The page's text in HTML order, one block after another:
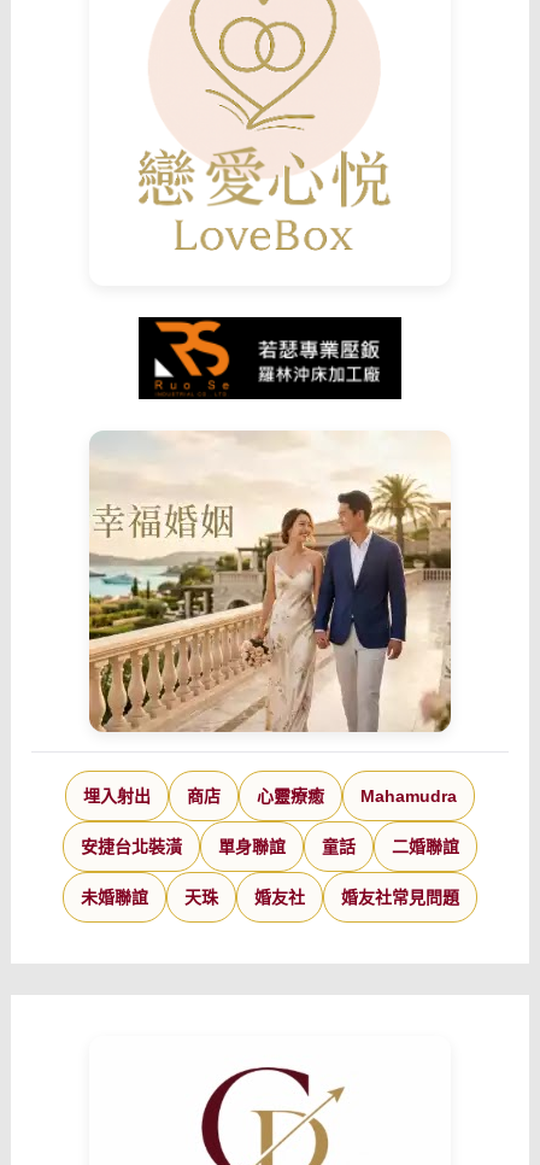
埋入射出 商店 心靈療癒 Mahamudra
安捷台北裝潢 單身聯誼 童話 二婚聯誼
未婚聯誼 天珠 婚友社 婚友社常見問題